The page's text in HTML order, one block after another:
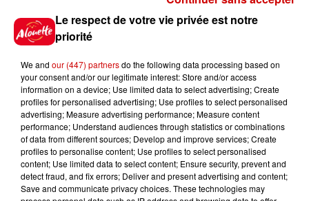
Pape Léon XIV en France : quel
7 août 2026
Limoges : un bébé d'un mois
blessé dans un incendie, un
appartement...
7 août 2026
Le respect de votre vie privée est notre
priorité
We and our (447) partnersdo the following data processing based on
your consent and/or our legitimate interest: Store and/or access
information on a device; Use limited data to select advertising; Create
profiles for personalised advertising; Use profiles to select personalised
advertising; Measure advertising performance; Measure content
performance; Understand audiences through statistics or combinations
of data from different sources; Develop and improve services; Create
profiles to personalise content; Use profiles to select personalised
content; Use limited data to select content; Ensure security, prevent and
detect fraud, and fix errors; Deliver and present advertising and content;
Save and communicate privacy choices. These technologies may